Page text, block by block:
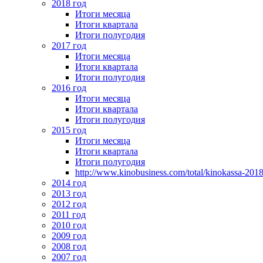
2018 год
Итоги месяца
Итоги квартала
Итоги полугодия
2017 год
Итоги месяца
Итоги квартала
Итоги полугодия
2016 год
Итоги месяца
Итоги квартала
Итоги полугодия
2015 год
Итоги месяца
Итоги квартала
Итоги полугодия
http://www.kinobusiness.com/total/kinokassa-
2014 год
2013 год
2012 год
2011 год
2010 год
2009 год
2008 год
2007 год